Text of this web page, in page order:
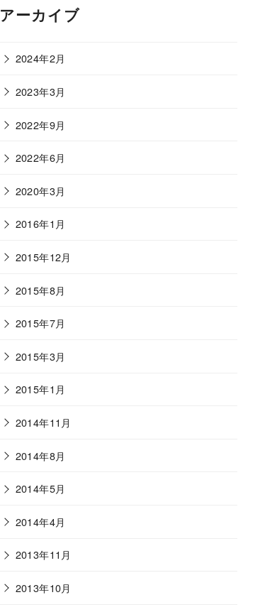
アーカイブ
2024年2月
2023年3月
2022年9月
2022年6月
2020年3月
2016年1月
2015年12月
2015年8月
2015年7月
2015年3月
2015年1月
2014年11月
2014年8月
2014年5月
2014年4月
2013年11月
2013年10月